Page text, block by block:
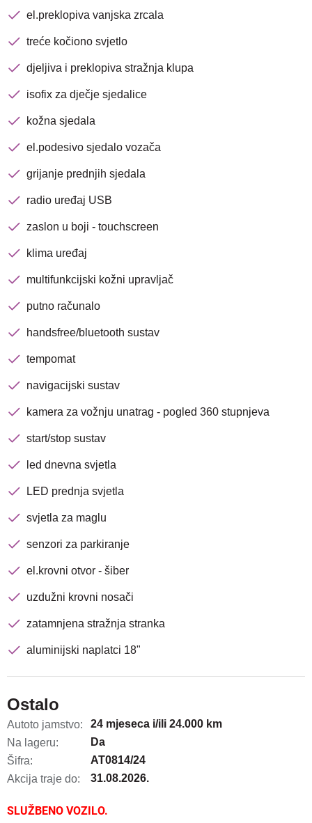
el.preklopiva vanjska zrcala
treće kočiono svjetlo
djeljiva i preklopiva stražnja klupa
isofix za dječje sjedalice
kožna sjedala
el.podesivo sjedalo vozača
grijanje prednjih sjedala
radio uređaj USB
zaslon u boji - touchscreen
klima uređaj
multifunkcijski kožni upravljač
putno računalo
handsfree/bluetooth sustav
tempomat
navigacijski sustav
kamera za vožnju unatrag - pogled 360 stupnjeva
start/stop sustav
led dnevna svjetla
LED prednja svjetla
svjetla za maglu
senzori za parkiranje
el.krovni otvor - šiber
uzdužni krovni nosači
zatamnjena stražnja stranka
aluminijski naplatci 18"
Ostalo
Autoto jamstvo:
24 mjeseca i/ili 24.000 km
Na lageru:
Da
Šifra:
AT0814/24
Akcija traje do:
31.08.2026.
SLUŽBENO VOZILO.
avenija 102, Resnik
Traži